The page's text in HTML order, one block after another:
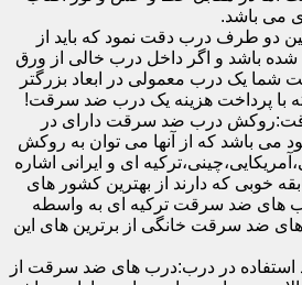
می باشد.
دو طرف درب دقت نمود که باید از
باشد و اگر داخل درب خالی از ورق
شما یک درب معمولی در ابعاد بزرگتر
با پرداخت هزینه یک درب ضد سرقت!
درب ضد سرقت دارای در
می باشد که از آنها می توان به روکش
ای و ایرانی اشاره
خوبی که دارند از بهترین کشور های
های ضد سرقت ترکیه ای به واسطه
ضد سرقت خانگی از برترین های این
استفاده در درب:درب های ضد سرقت از